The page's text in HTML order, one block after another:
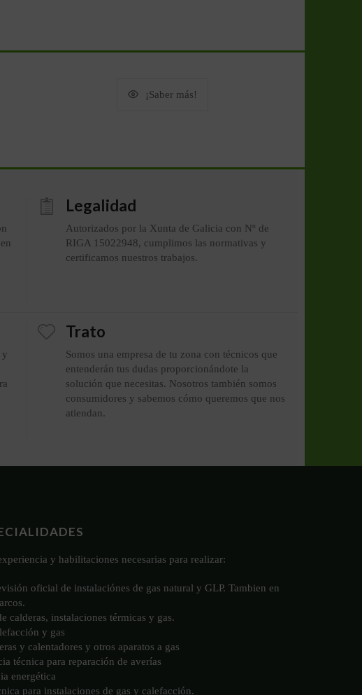
¡Saber más!
Legalidad
Autorizados por la Xunta de Galicia con Nº de
RIGA 15022948, cumplimos las normativas y
certificamos nuestros trabajos.
y
Trato
Somos una empresa de tu zona con técnicos que
entenderán tus dudas proporcionándote la
solución que necesitas. Nosotros también somos
consumidores y sabemos cómo queremos que nos
atiendan.
y habilitaciones necesarias para realizar:
oficial de instalaciónes de gas natural y GLP. Tambien en
calderas, instalaciones térmicas y gas.
y gas
y calentadores y otros aparatos a gas
técnica para reparación de averías
energética
para instalaciones de gas y calefacción.